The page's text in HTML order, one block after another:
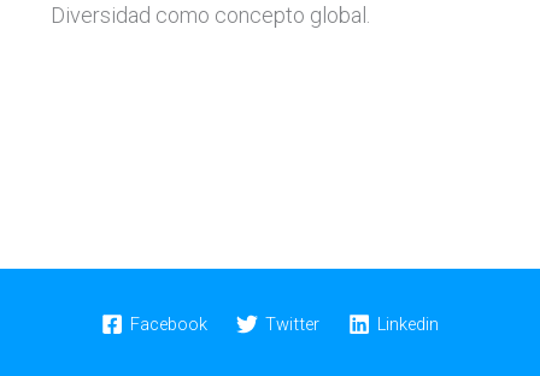
Diversidad como concepto global.
Facebook Twitter Linkedin